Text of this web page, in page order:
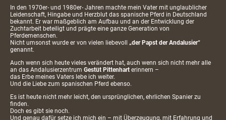
In den 1970er- und 1980er- Jahren machte mein Vater mit unglaublicher
Leidenschaft, Hingabe und Herzblut das spanische Pferd in Deutschland
bekannt. Er war maßgeblich am Aufbau und an der Entwicklung der
Zuchtarbeit beteiligt und prägte eine ganze Generation von
Pferdemenschen.
Nicht umsonst wurde er von vielen liebevoll „der Papst der Andalusier“
genannt.
Auch wenn sich heute vieles verändert hat, auch wenn sich nicht mehr alle
an das Andalusierzentrum Gestüt Pittenhart erinnern –
das Erbe meines Vaters lebe ich weiter.
Und die Liebe zum spanischen Pferd ebenso.
Es ist heute nicht mehr leicht, den ursprünglichen, ehrlichen Spanier zu
finden.
Doch es gibt sie noch.
Und genau dafür setze ich mich ein – mit Überzeugung, mit Erfahrung und